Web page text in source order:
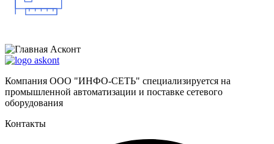
Компания ООО "ИНФО-СЕТЬ" специализируется на
промышленной автоматизации и поставке сетевого
оборудования
Контакты